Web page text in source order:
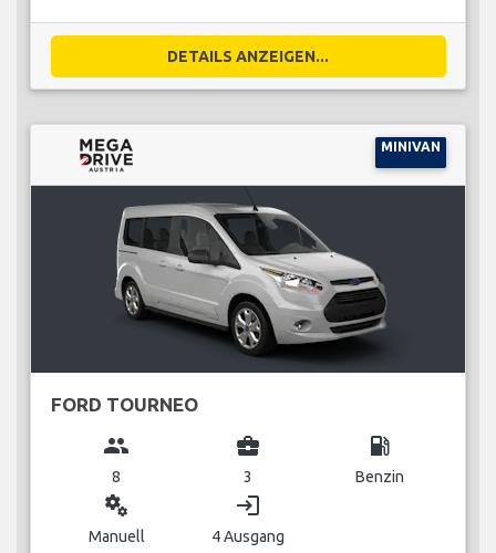
DETAILS ANZEIGEN...
MINIVAN
FORD TOURNEO
group
8
business_center
3
local_gas_station
Benzin
miscellaneous_services
Manuell
login
4 Ausgang